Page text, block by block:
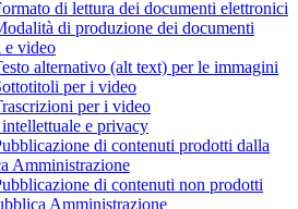
di lettura dei documenti elettronici
di produzione dei documenti
e video
alternativo (alt text) per le immagini
per i video
per i video
e privacy
di contenuti prodotti dalla
Amministrazione
di contenuti non prodotti
Amministrazione